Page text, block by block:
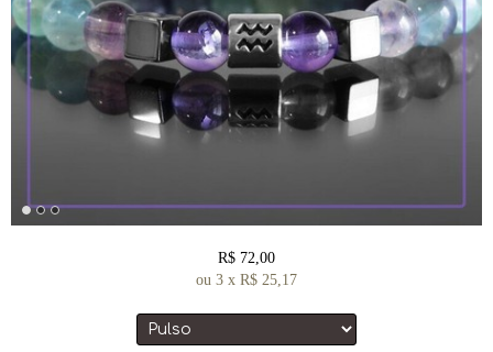
R$ 72,00
ou 3 x R$ 25,17